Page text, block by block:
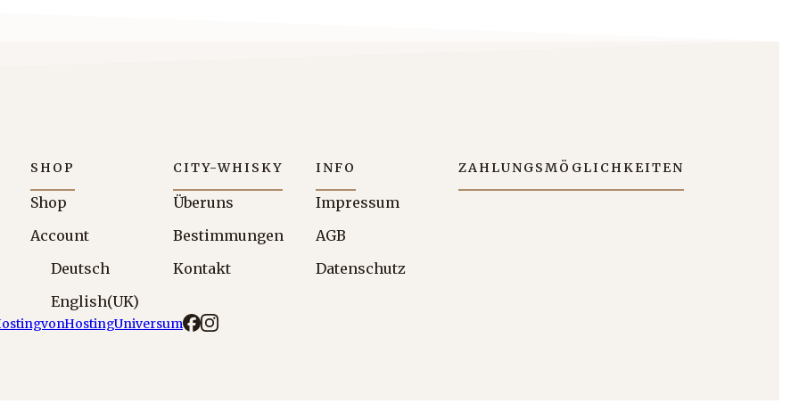
SHOP
Shop
Account
Deutsch
English (UK)
CITY-WHISKY
Über uns
Bestimmungen
Kontakt
INFO
Impressum
AGB
Datenschutz
ZAHLUNGSMÖGLICHKEITEN
von Hosting Universum